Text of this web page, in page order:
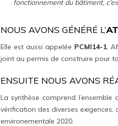
fonctionnement du bâtiment,
NOUS AVONS GÉNÉRÉ L’
Elle est aussi appelée PCMI14-1.
joint au permis de construire pour
ENSUITE NOUS AVONS
La synthèse comprend
vérification des diverses
environementale 2020.